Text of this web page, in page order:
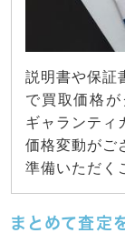
説明書や保証
で買取価格
ギャランティ
価格変動がご
準備いただく
まとめて査定